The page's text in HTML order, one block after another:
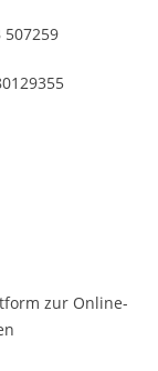
507259
zur Online-